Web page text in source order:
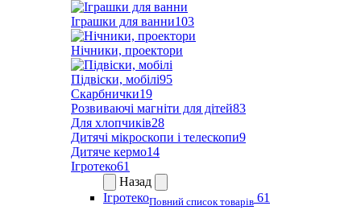
Іграшки для ванни103
Нічники, проектори
Підвіски, мобілі95
Скарбнички19
Розвиваючі магніти для дітей83
Для хлопчиків28
Дитячі мікроскопи і телескопи9
Дитяче кермо14
Ігротеко61
Назад
ІгротекоПовний список товарів 61